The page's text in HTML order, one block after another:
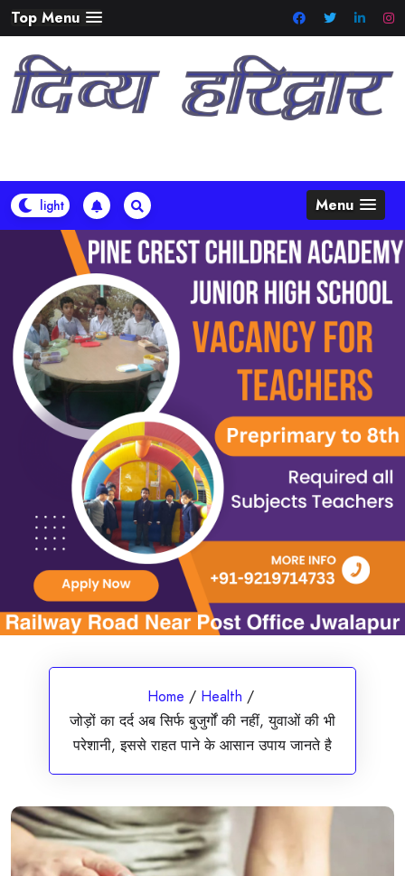
Skip
to
content
Top Menu
Menu
Home / Health /
जोड़ों का दर्द अब सिर्फ बुजुर्गों की नहीं, युवाओं की भी
परेशानी, इससे राहत पाने के आसान उपाय जानते है